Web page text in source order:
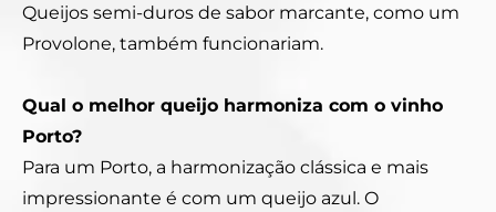
Queijos semi-duros de sabor marcante, como um
Provolone, também funcionariam.
Qual o melhor queijo harmoniza com o vinho
Porto?
Para um Porto, a harmonização clássica e mais
impressionante é com um queijo azul. O